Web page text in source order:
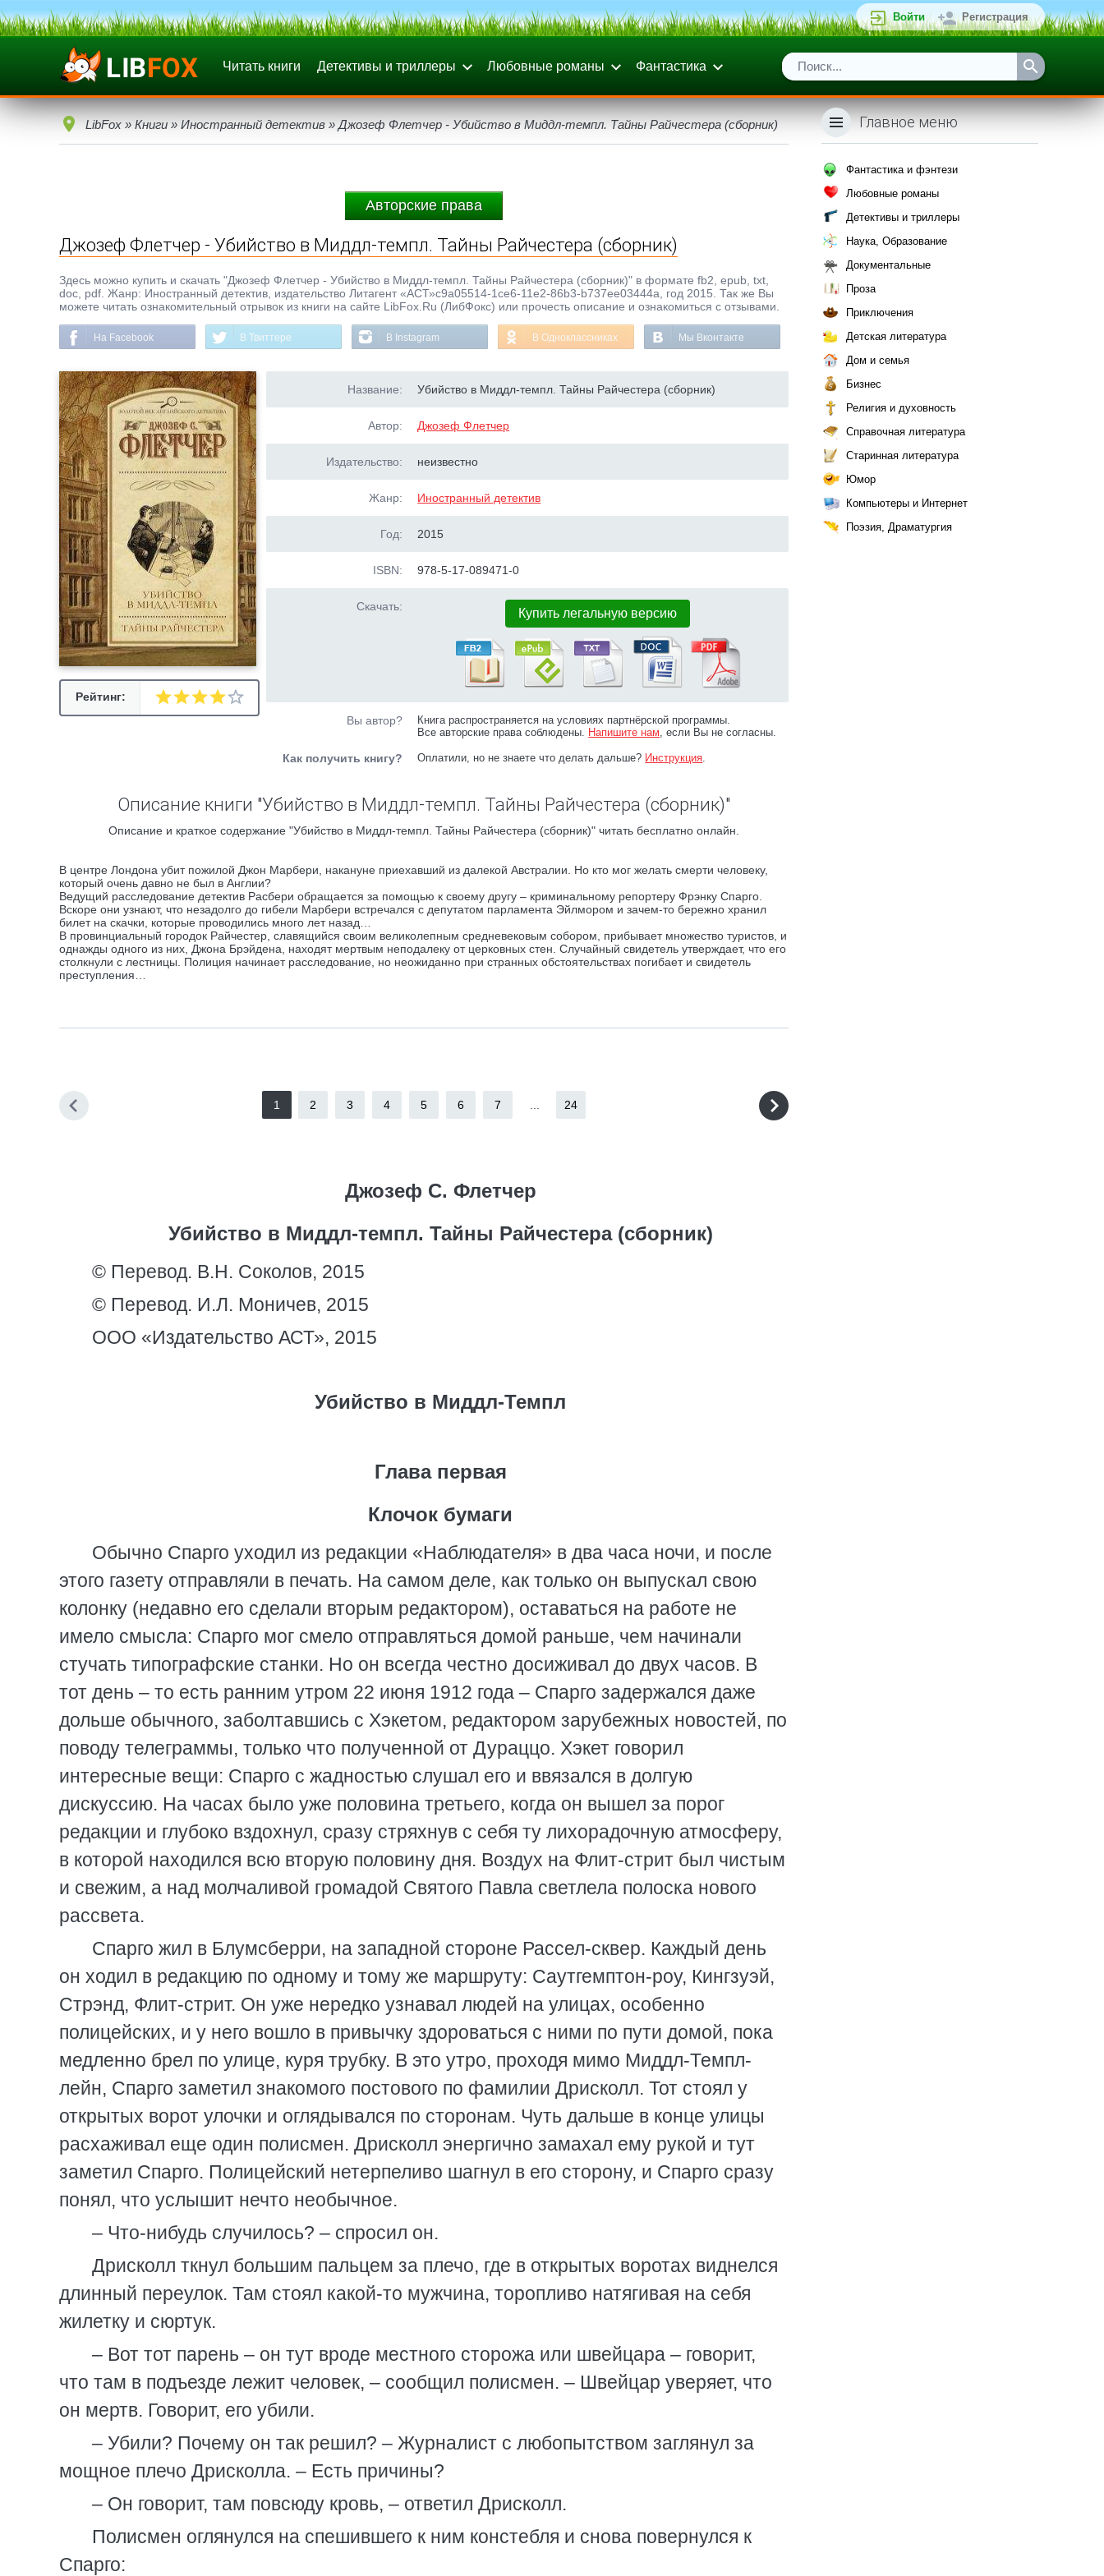
Войти Регистрация
Читать книги Детективы и триллеры Любовные романы Фантастика
LibFox » Книги » Иностранный детектив » Джозеф Флетчер - Убийство в Миддл-темпл. Тайны Райчестера (сборник)
Авторские права
Джозеф Флетчер - Убийство в Миддл-темпл. Тайны Райчестера (сборник)
Здесь можно купить и скачать "Джозеф Флетчер - Убийство в Миддл-темпл. Тайны Райчестера (сборник)" в формате fb2, epub, txt,
doc, pdf. Жанр: Иностранный детектив, издательство Литагент «АСТ»c9a05514-1ce6-11e2-86b3-b737ee03444a, год 2015. Так же Вы
можете читать ознакомительный отрывок из книги на сайте LibFox.Ru (ЛибФокс) или прочесть описание и ознакомиться с отзывами.
На Facebook В Твиттере В Instagram В Одноклассниках Мы Вконтакте
Рейтинг:
Название: Убийство в Миддл-темпл. Тайны Райчестера (сборник)
Автор: Джозеф Флетчер
Издательство: неизвестно
Жанр: Иностранный детектив
Год: 2015
ISBN: 978-5-17-089471-0
Скачать: Купить легальную версию
Вы автор?
Книга распространяется на условиях партнёрской программы.
Все авторские права соблюдены. Напишите нам, если Вы не согласны.
Как получить книгу? Оплатили, но не знаете что делать дальше? Инструкция.
Описание книги "Убийство в Миддл-темпл. Тайны Райчестера (сборник)"
Описание и краткое содержание "Убийство в Миддл-темпл. Тайны Райчестера (сборник)" читать бесплатно онлайн.
В центре Лондона убит пожилой Джон Марбери, накануне приехавший из далекой Австралии. Но кто мог желать смерти человеку,
который очень давно не был в Англии?
Ведущий расследование детектив Расбери обращается за помощью к своему другу – криминальному репортеру Фрэнку Спарго.
Вскоре они узнают, что незадолго до гибели Марбери встречался с депутатом парламента Эйлмором и зачем-то бережно хранил
билет на скачки, которые проводились много лет назад…
В провинциальный городок Райчестер, славящийся своим великолепным средневековым собором, прибывает множество туристов, и
однажды одного из них, Джона Брэйдена, находят мертвым неподалеку от церковных стен. Случайный свидетель утверждает, что его
столкнули с лестницы. Полиция начинает расследование, но неожиданно при странных обстоятельствах погибает и свидетель
преступления…
1 2 3 4 5 6 7 24
Джозеф С. Флетчер
Убийство в Миддл-темпл. Тайны Райчестера (сборник)
© Перевод. В.Н. Соколов, 2015
© Перевод. И.Л. Моничев, 2015
ООО «Издательство АСТ», 2015
Убийство в Миддл-Темпл
Глава первая
Клочок бумаги
Обычно Спарго уходил из редакции «Наблюдателя» в два часа ночи, и после
этого газету отправляли в печать. На самом деле, как только он выпускал свою
колонку (недавно его сделали вторым редактором), оставаться на работе не
имело смысла: Спарго мог смело отправляться домой раньше, чем начинали
стучать типографские станки. Но он всегда честно досиживал до двух часов. В
тот день – то есть ранним утром 22 июня 1912 года – Спарго задержался даже
дольше обычного, заболтавшись с Хэкетом, редактором зарубежных новостей, по
поводу телеграммы, только что полученной от Дураццо. Хэкет говорил
интересные вещи: Спарго с жадностью слушал его и ввязался в долгую
дискуссию. На часах было уже половина третьего, когда он вышел за порог
редакции и глубоко вздохнул, сразу стряхнув с себя ту лихорадочную атмосферу,
в которой находился всю вторую половину дня. Воздух на Флит-стрит был чистым
и свежим, а над молчаливой громадой Святого Павла светлела полоска нового
рассвета.
Спарго жил в Блумсберри, на западной стороне Рассел-сквер. Каждый день
он ходил в редакцию по одному и тому же маршруту: Саутгемптон-роу, Кингзуэй,
Стрэнд, Флит-стрит. Он уже нередко узнавал людей на улицах, особенно
полицейских, и у него вошло в привычку здороваться с ними по пути домой, пока
медленно брел по улице, куря трубку. В это утро, проходя мимо Миддл-Темпл-
лейн, Спарго заметил знакомого постового по фамилии Дрисколл. Тот стоял у
открытых ворот улочки и оглядывался по сторонам. Чуть дальше в конце улицы
расхаживал еще один полисмен. Дрисколл энергично замахал ему рукой и тут
заметил Спарго. Полицейский нетерпеливо шагнул в его сторону, и Спарго сразу
понял, что услышит нечто необычное.
– Что-нибудь случилось? – спросил он.
Дрисколл ткнул большим пальцем за плечо, где в открытых воротах виднелся
длинный переулок. Там стоял какой-то мужчина, торопливо натягивая на себя
жилетку и сюртук.
– Вот тот парень – он тут вроде местного сторожа или швейцара – говорит,
что там в подъезде лежит человек, – сообщил полисмен. – Швейцар уверяет, что
он мертв. Говорит, его убили.
– Убили? Почему он так решил? – Журналист с любопытством заглянул за
мощное плечо Дрисколла. – Есть причины?
– Он говорит, там повсюду кровь, – ответил Дрисколл.
Полисмен оглянулся на спешившего к ним констебля и снова повернулся к
Спарго:
Главное меню
Фантастика и фэнтези
Любовные романы
Детективы и триллеры
Наука, Образование
Документальные
Проза
Приключения
Детская литература
Дом и семья
Бизнес
Религия и духовность
Справочная литература
Старинная литература
Юмор
Компьютеры и Интернет
Поэзия, Драматургия